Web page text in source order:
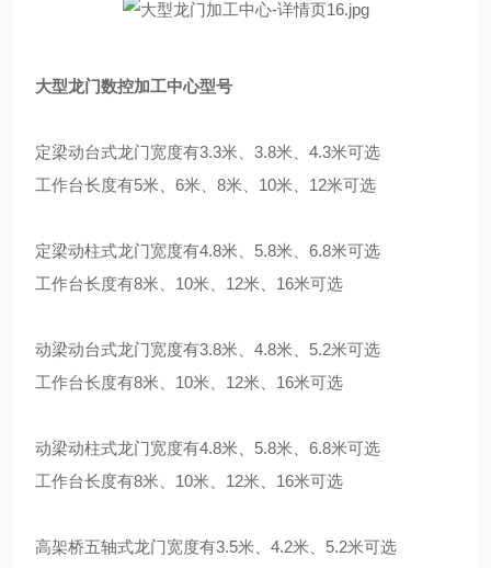
大型龙门数控加工中心型号
定梁动台式龙门宽度有3.3米、3.8米、4.3米可选
工作台长度有5米、6米、8米、10米、12米可选
定梁动柱式龙门宽度有4.8米、5.8米、6.8米可选
工作台长度有8米、10米、12米、16米可选
动梁动台式龙门宽度有3.8米、4.8米、5.2米可选
工作台长度有8米、10米、12米、16米可选
动梁动柱式龙门宽度有4.8米、5.8米、6.8米可选
工作台长度有8米、10米、12米、16米可选
高架桥五轴式龙门宽度有3.5米、4.2米、5.2米可选